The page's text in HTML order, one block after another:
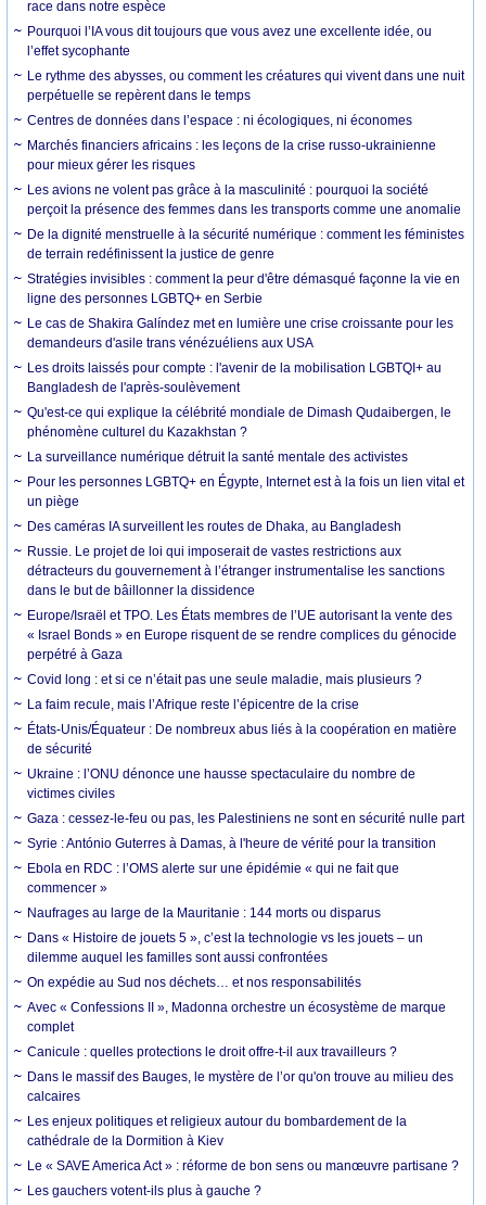
race dans notre espèce
Pourquoi l’IA vous dit toujours que vous avez une excellente idée, ou
l’effet sycophante
Le rythme des abysses, ou comment les créatures qui vivent dans une nuit
perpétuelle se repèrent dans le temps
Centres de données dans l’espace : ni écologiques, ni économes
Marchés financiers africains : les leçons de la crise russo-ukrainienne
pour mieux gérer les risques
Les avions ne volent pas grâce à la masculinité : pourquoi la société
perçoit la présence des femmes dans les transports comme une anomalie
De la dignité menstruelle à la sécurité numérique : comment les féministes
de terrain redéfinissent la justice de genre
Stratégies invisibles : comment la peur d'être démasqué façonne la vie en
ligne des personnes LGBTQ+ en Serbie
Le cas de Shakira Galíndez met en lumière une crise croissante pour les
demandeurs d'asile trans vénézuéliens aux USA
Les droits laissés pour compte : l'avenir de la mobilisation LGBTQI+ au
Bangladesh de l'après-soulèvement
Qu'est-ce qui explique la célébrité mondiale de Dimash Qudaibergen, le
phénomène culturel du Kazakhstan ?
La surveillance numérique détruit la santé mentale des activistes
Pour les personnes LGBTQ+ en Égypte, Internet est à la fois un lien vital et
un piège
Des caméras IA surveillent les routes de Dhaka, au Bangladesh
Russie. Le projet de loi qui imposerait de vastes restrictions aux
détracteurs du gouvernement à l’étranger instrumentalise les sanctions
dans le but de bâillonner la dissidence
Europe/Israël et TPO. Les États membres de l’UE autorisant la vente des
« Israel Bonds » en Europe risquent de se rendre complices du génocide
perpétré à Gaza
Covid long : et si ce n’était pas une seule maladie, mais plusieurs ?
La faim recule, mais l’Afrique reste l’épicentre de la crise
États-Unis/Équateur : De nombreux abus liés à la coopération en matière
de sécurité
Ukraine : l’ONU dénonce une hausse spectaculaire du nombre de
victimes civiles
Gaza : cessez-le-feu ou pas, les Palestiniens ne sont en sécurité nulle part
Syrie : António Guterres à Damas, à l'heure de vérité pour la transition
Ebola en RDC : l’OMS alerte sur une épidémie « qui ne fait que
commencer »
Naufrages au large de la Mauritanie : 144 morts ou disparus
Dans « Histoire de jouets 5 », c’est la technologie vs les jouets – un
dilemme auquel les familles sont aussi confrontées
On expédie au Sud nos déchets… et nos responsabilités
Avec « Confessions II », Madonna orchestre un écosystème de marque
complet
Canicule : quelles protections le droit offre-t-il aux travailleurs ?
Dans le massif des Bauges, le mystère de l’or qu'on trouve au milieu des
calcaires
Les enjeux politiques et religieux autour du bombardement de la
cathédrale de la Dormition à Kiev
Le « SAVE America Act » : réforme de bon sens ou manœuvre partisane ?
Les gauchers votent-ils plus à gauche ?